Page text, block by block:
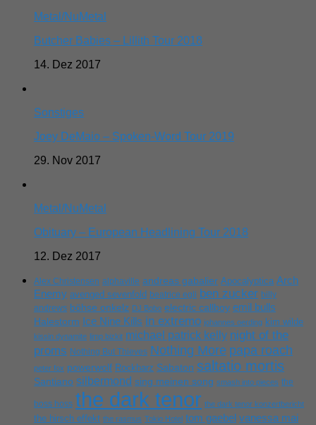
Metal/NuMetal
Butcher Babies – Lillith Tour 2018
14. Dez 2017
Sonstiges
Joey DeMaio – Spoken-Word Tour 2019
29. Nov 2017
Metal/NuMetal
Obituary – European Headlining Tour 2018
12. Dez 2017
Alex Christensen alphaville andreas gabalier Apocalyptica Arch
Enemy avenged sevenfold beatrice egli ben zucker billy
andrews böhse onkelz DJ Bobo electric callboy emil bulls
Halestorm Ice Nine Kills in extremo johannes oerding kim wilde
kissin dynamite limp bizkit michael patrick kelly night of the
proms Nothing But Thieves Nothing More papa roach
peter fox powerwolf Rockharz Sabaton saltatio mortis
Santiano silbermond sing meinen song smash into pieces the
boss hoss the dark tenor the dark tenor konzertbericht
the hirsch effekt the rasmus Tokio Hotel tom gaebel vanessa mai